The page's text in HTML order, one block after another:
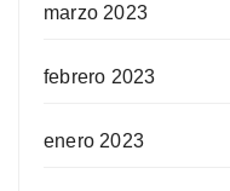
marzo 2023
febrero 2023
enero 2023